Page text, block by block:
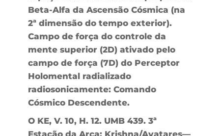
Beta-Alfa da Ascensão Cósmica (na
2ª dimensão do tempo exterior).
Campo de força do controle da
mente superior (2D) ativado pelo
campo de força (7D) do Perceptor
Holomental radializado
radiosonicamente: Comando
Cósmico Descendente.
O KE, V. 10, H. 12. UMB 439. 3ª
Estação da Arca: Krishna/Avatares—